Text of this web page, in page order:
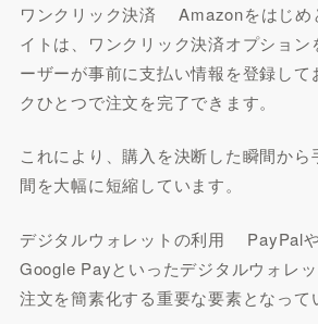
ワンクリック決済 Amazonをはじめ
イトは、ワンクリック決済オプション
ーザーが事前に支払い情報を登録して
クひとつで注文を完了できます。
これにより、購入を決断した瞬間か
間を大幅に短縮しています。
デジタルウォレットの利用 PayPalや
Google Payといったデジタルウォレ
注文を簡素化する重要な要素となって